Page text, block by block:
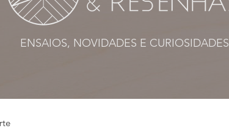
ENSAIOS, NOVIDADES E CURIOSIDADES